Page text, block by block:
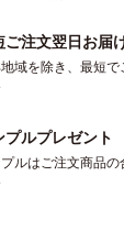
ご注文翌日お届
域を除き、最短
プルプレゼント
ルはご注文商品